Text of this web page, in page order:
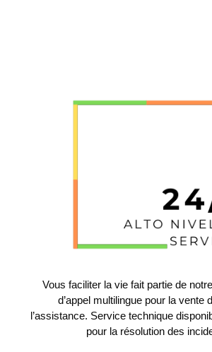
Vous faciliter la vie fait partie de
d’appel multilingue pour la vente
l’assistance. Service technique
pour la résolution des